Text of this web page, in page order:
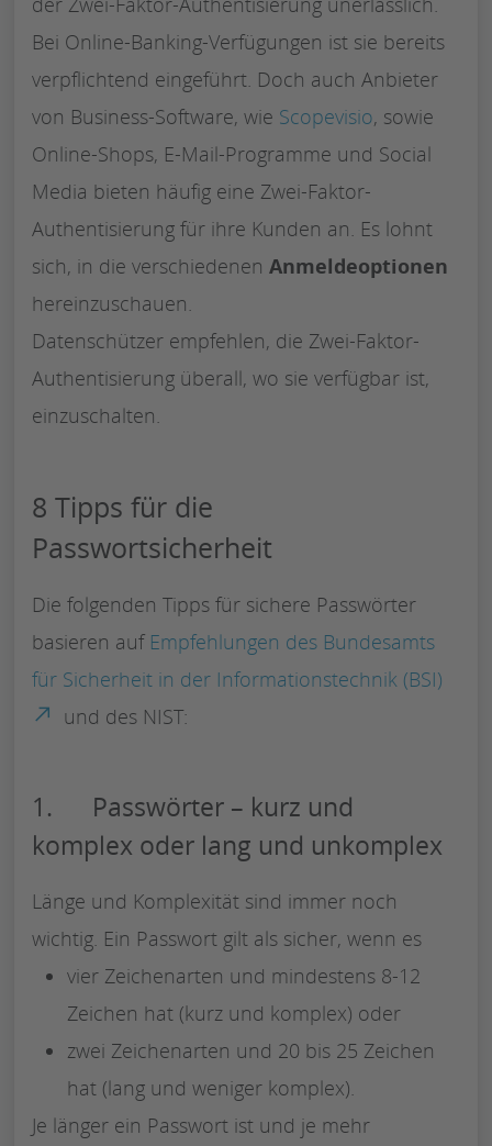
Bei Online-Banking-Verfügungen ist sie bereits
verpflichtend eingeführt. Doch auch Anbieter
von Business-Software, wie Scopevisio, sowie
Online-Shops, E-Mail-Programme und Social
Media bieten häufig eine Zwei-Faktor-
Authentisierung für ihre Kunden an. Es lohnt
sich, in die verschiedenen Anmeldeoptionen
hereinzuschauen.
Datenschützer empfehlen, die Zwei-Faktor-
Authentisierung überall, wo sie verfügbar ist,
einzuschalten.
8 Tipps für die
Passwortsicherheit
Die folgenden Tipps für sichere Passwörter
basieren auf Empfehlungen des Bundesamts
für Sicherheit in der Informationstechnik (BSI)
und des NIST:
1. Passwörter – kurz und
komplex oder lang und unkomplex
Länge und Komplexität sind immer noch
wichtig. Ein Passwort gilt als sicher, wenn es
vier Zeichenarten und mindestens 8-12
Zeichen hat (kurz und komplex) oder
zwei Zeichenarten und 20 bis 25 Zeichen
hat (lang und weniger komplex).
Je länger ein Passwort ist und je mehr